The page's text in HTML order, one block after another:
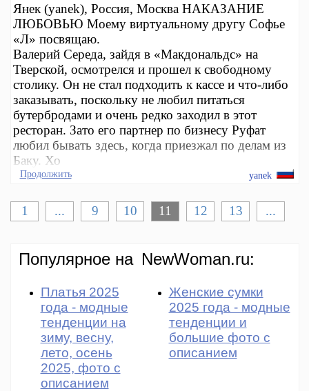
Янек (yanek), Россия, Москва НАКАЗАНИЕ
ЛЮБОВЬЮ Моему виртуальному другу Софье
«Л» посвящаю.
Валерий Середа, зайдя в «Макдональдс» на
Тверской, осмотрелся и прошел к свободному
столику. Он не стал подходить к кассе и что-либо
заказывать, поскольку не любил питаться
бутербродами и очень редко заходил в этот
ресторан. Зато его партнер по бизнесу Руфат
любил бывать здесь, когда приезжал по делам из
Баку. Хо
Продолжить yanek
1 ... 9 10 11 12 13 ...
Популярное на NewWoman.ru:
Платья 2025
года - модные
тенденции на
зиму, весну,
лето, осень
2025, фото с
описанием
Женские сумки
2025 года - модные
тенденции и
большие фото с
описанием